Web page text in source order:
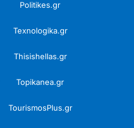
Politikes.gr
Texnologika.gr
Thisishellas.gr
Topikanea.gr
TourismosPlus.gr